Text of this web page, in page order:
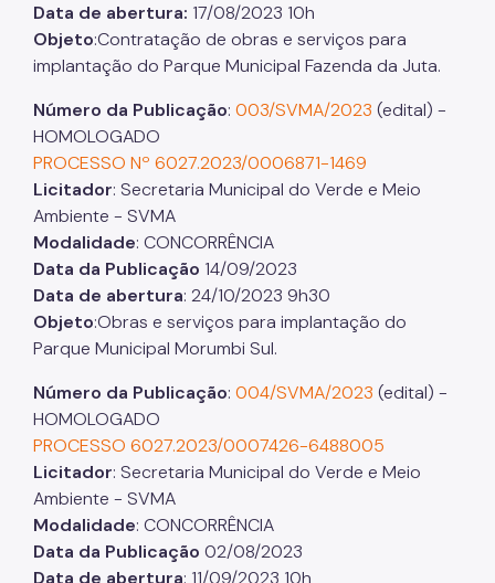
Data de abertura: 17/08/2023 10h
Objeto:Contratação de obras e serviços para
implantação do Parque Municipal Fazenda da Juta.
Número da Publicação: 003/SVMA/2023 (edital) -
HOMOLOGADO
PROCESSO Nº 6027.2023/0006871-1469
Licitador: Secretaria Municipal do Verde e Meio
Ambiente - SVMA
Modalidade: CONCORRÊNCIA
Data da Publicação 14/09/2023
Data de abertura: 24/10/2023 9h30
Objeto:Obras e serviços para implantação do
Parque Municipal Morumbi Sul.
Número da Publicação: 004/SVMA/2023 (edital) -
HOMOLOGADO
PROCESSO 6027.2023/0007426-6488005
Licitador: Secretaria Municipal do Verde e Meio
Ambiente - SVMA
Modalidade: CONCORRÊNCIA
Data da Publicação 02/08/2023
Data de abertura: 11/09/2023 10h